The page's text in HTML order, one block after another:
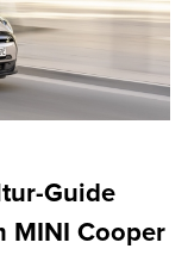
Guide
MINI Cooper